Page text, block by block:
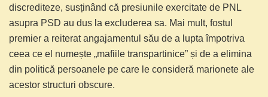
discrediteze, susținând că presiunile exercitate de PNL
asupra PSD au dus la excluderea sa. Mai mult, fostul
premier a reiterat angajamentul său de a lupta împotriva
ceea ce el numește „mafiile transpartinice” și de a elimina
din politică persoanele pe care le consideră marionete ale
acestor structuri obscure.